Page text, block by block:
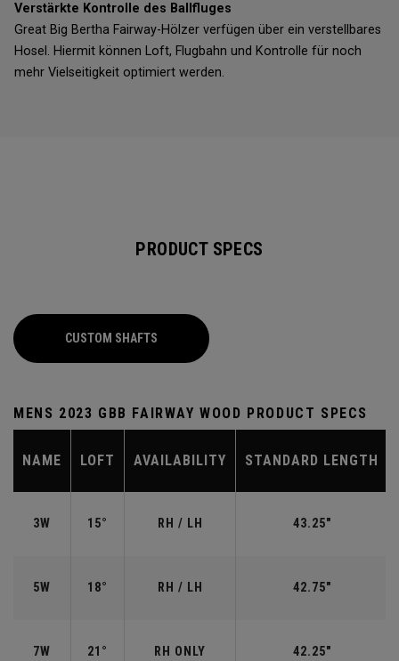
Verstärkte Kontrolle des Ballfluges
Great Big Bertha Fairway-Hölzer verfügen über ein verstellbares
Hosel. Hiermit können Loft, Flugbahn und Kontrolle für noch
mehr Vielseitigkeit optimiert werden.
PRODUCT SPECS
CUSTOM SHAFTS
MENS 2023 GBB FAIRWAY WOOD PRODUCT SPECS
NAME LOFT AVAILABILITY STANDARD LENGTH
3W 15° RH / LH 43.25"
5W 18° RH / LH 42.75"
7W 21° RH ONLY 42.25"